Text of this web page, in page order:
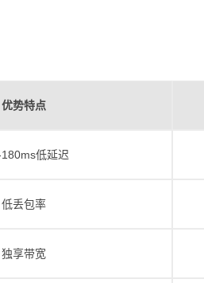
优势特点
低延迟
低丢包率
独享带宽